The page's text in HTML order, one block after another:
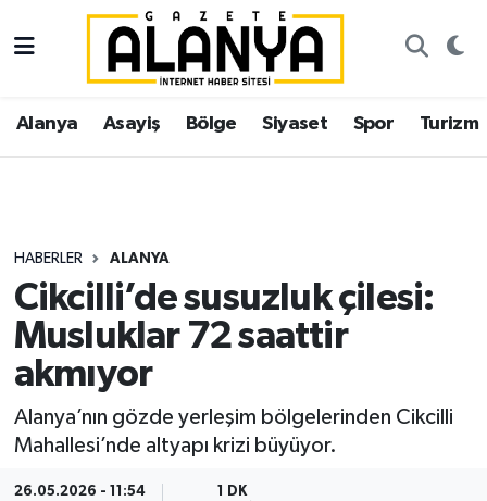
Alanya Asayiş Bölge Siyaset Spor Turizm
HABERLER ALANYA
Cikcilli’de susuzluk çilesi:
Musluklar 72 saattir
akmıyor
Alanya’nın gözde yerleşim bölgelerinden Cikcilli
Mahallesi’nde altyapı krizi büyüyor.
26.05.2026 - 11:54 1 DK
Alanya
Asayiş
Siyaset
Spor
Ekonomi
İstanbul Nöbetçi Eczaneler
İstanbul Hava Durumu
Süper Lig Puan Durumu ve Fikstür
Tüm Manşetler
Haber Arşivi